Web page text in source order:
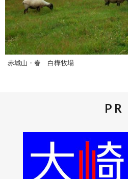
赤城山・春 白樺牧場
PR